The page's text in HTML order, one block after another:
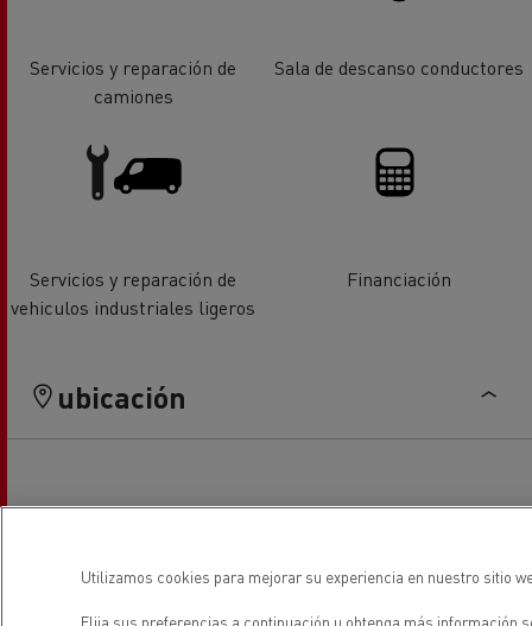
Servicios y reparación de
camiones
Sala de descanso conductores
Servicios y reparación de
vehiculos industriales ligeros
Financiación
ubicación
Utilizamos cookies para mejorar su experiencia en nuestro sitio
Elija sus preferencias a continuación u obtenga más información